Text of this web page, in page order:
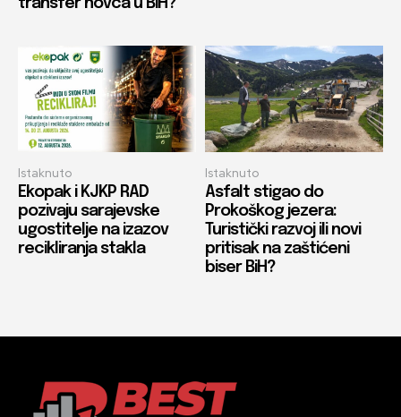
Istaknuto
Ekopak i KJKP RAD
pozivaju sarajevske
ugostitelje na izazov
recikliranja stakla
Istaknuto
Asfalt stigao do
Prokoškog jezera:
Turistički razvoj ili novi
pritisak na zaštićeni
biser BiH?